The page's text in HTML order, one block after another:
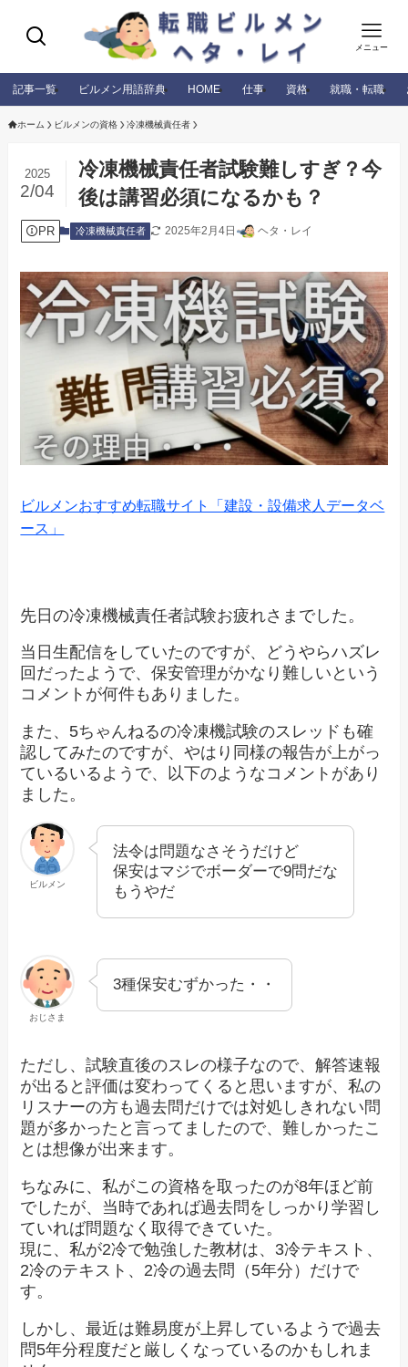
メニュー
記事一覧 ビルメン用語辞典 HOME 仕事 資格 就職・転職
ホーム ビルメンの資格 冷凍機械責任者
冷凍機械責任者試験難しすぎ？今
後は講習必須になるかも？
2025
2/04
PR 冷凍機械責任者 2025年2月4日 ヘタ・レイ
ビルメンおすすめ転職サイト「建設・設備求人データベ
ース」
先日の冷凍機械責任者試験お疲れさまでした。
当日生配信をしていたのですが、どうやらハズレ
回だったようで、保安管理がかなり難しいという
コメントが何件もありました。
また、5ちゃんねるの冷凍機試験のスレッドも確
認してみたのですが、やはり同様の報告が上がっ
ているいるようで、以下のようなコメントがあり
ました。
ビルメン
法令は問題なさそうだけど
保安はマジでボーダーで9問だな
もうやだ
おじさま
3種保安むずかった・・
ただし、試験直後のスレの様子なので、解答速報
が出ると評価は変わってくると思いますが、私の
リスナーの方も過去問だけでは対処しきれない問
題が多かったと言ってましたので、難しかったこ
とは想像が出来ます。
ちなみに、私がこの資格を取ったのが8年ほど前
でしたが、当時であれば過去問をしっかり学習し
ていれば問題なく取得できていた。
現に、私が2冷で勉強した教材は、3冷テキスト、
2冷のテキスト、2冷の過去問（5年分）だけで
す。
しかし、最近は難易度が上昇しているようで過去
問5年分程度だと厳しくなっているのかもしれま